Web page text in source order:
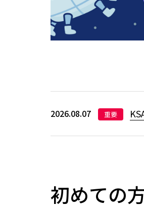
2026.08.07 重要
初めての